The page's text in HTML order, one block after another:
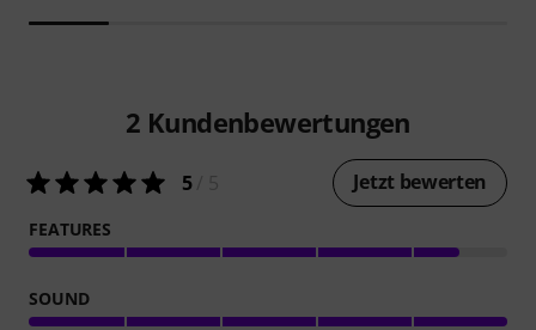
2 Kundenbewertungen
5/ 5 Jetzt bewerten
FEATURES
SOUND